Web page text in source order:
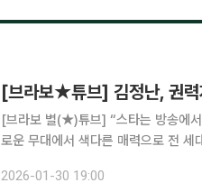
[브라보★튜브] 김정난, 권력
[브라보 별(★)튜브] “스타는 방송에
로운 무대에서 색다른 매력으로 전 세
실질적인 팁을 함께 제안합니다. ‘브
2026-01-30 19:00